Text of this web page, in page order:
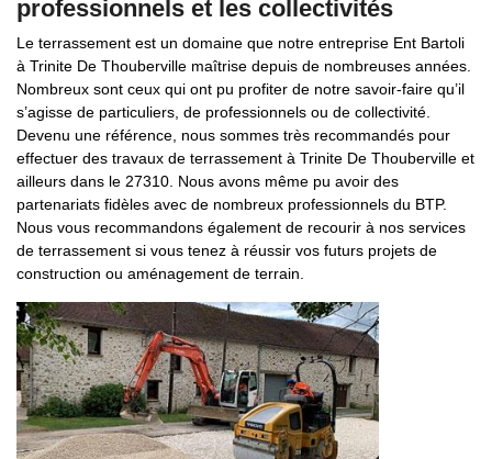
professionnels et les collectivités
Le terrassement est un domaine que notre entreprise Ent Bartoli
à Trinite De Thouberville maîtrise depuis de nombreuses années.
Nombreux sont ceux qui ont pu profiter de notre savoir-faire qu’il
s’agisse de particuliers, de professionnels ou de collectivité.
Devenu une référence, nous sommes très recommandés pour
effectuer des travaux de terrassement à Trinite De Thouberville et
ailleurs dans le 27310. Nous avons même pu avoir des
partenariats fidèles avec de nombreux professionnels du BTP.
Nous vous recommandons également de recourir à nos services
de terrassement si vous tenez à réussir vos futurs projets de
construction ou aménagement de terrain.